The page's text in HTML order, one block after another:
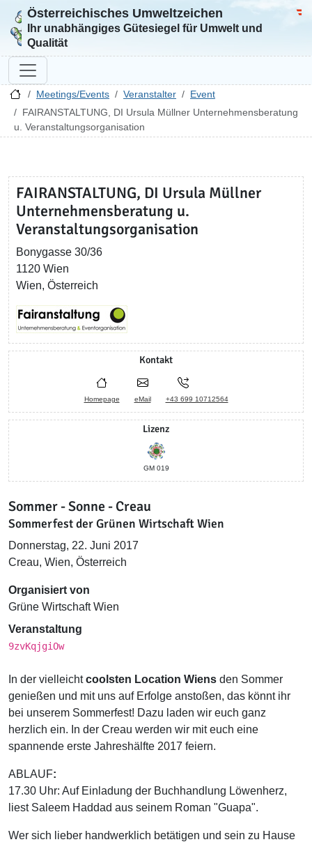
Zur Startseite
Österreichisches Umweltzeichen
Ihr unabhängiges Gütesiegel für Umwelt und
Qualität
Meetings/Events Veranstalter
Event
FAIRANSTALTUNG, DI Ursula Müllner Unternehmensberatung
u. Veranstaltungsorganisation
FAIRANSTALTUNG, DI Ursula Müllner
Unternehmensberatung u.
Veranstaltungsorganisation
Bonygasse 30/36
1120 Wien
Wien, Österreich
Kontakt
Homepage eMail +43 699 10712564
Lizenz
GM 019
Sommer - Sonne - Creau
Sommerfest der Grünen Wirtschaft Wien
Donnerstag, 22. Juni 2017
Creau, Wien, Österreich
Organisiert von
Grüne Wirtschaft Wien
Veranstaltung
9zvKqjgiOw
In der vielleichtcoolsten Location Wiens den Sommer
genießen und mit uns auf Erfolge anstoßen, das könnt ihr
bei unserem Sommerfest! Dazu laden wir euch ganz
herzlich ein. In der Creau werden wir mit euch eine
spannende erste Jahreshälfte 2017 feiern.
ABLAUF:
17.30 Uhr: Auf Einladung der Buchhandlung Löwenherz,
liest Saleem Haddad aus seinem Roman "Guapa".
Wer sich lieber handwerklich betätigen und sein zu Hause